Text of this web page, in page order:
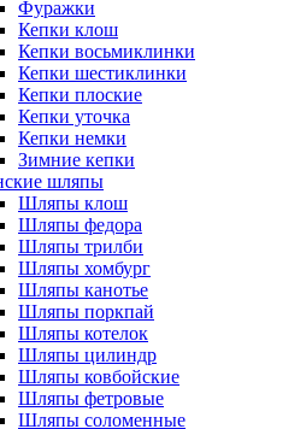
Фуражки
Кепки клош
Кепки восьмиклинки
Кепки шестиклинки
Кепки плоские
Кепки уточка
Кепки немки
Зимние кепки
шляпы
Шляпы клош
Шляпы федора
Шляпы трилби
Шляпы хомбург
Шляпы канотье
Шляпы поркпай
Шляпы котелок
Шляпы цилиндр
Шляпы ковбойские
Шляпы фетровые
Шляпы соломенные